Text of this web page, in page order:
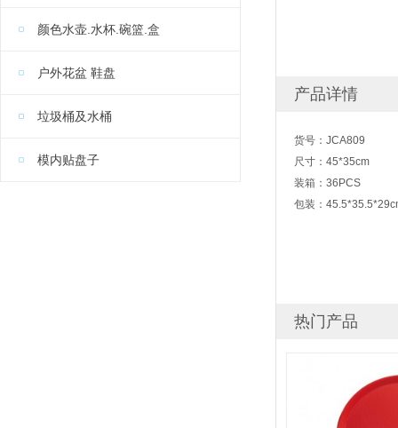
颜色水壶.水杯.碗篮.盒
户外花盆 鞋盘
垃圾桶及水桶
模内贴盘子
产品详情
货号：JCA809
尺寸：45*35cm
装箱：36PCS
包装：
热门产品